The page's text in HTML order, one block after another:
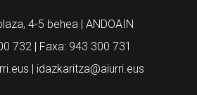
4-5 behea | ANDOAIN
732 | Faxa: 943 300 731
| idazkaritza@aiurri.eus